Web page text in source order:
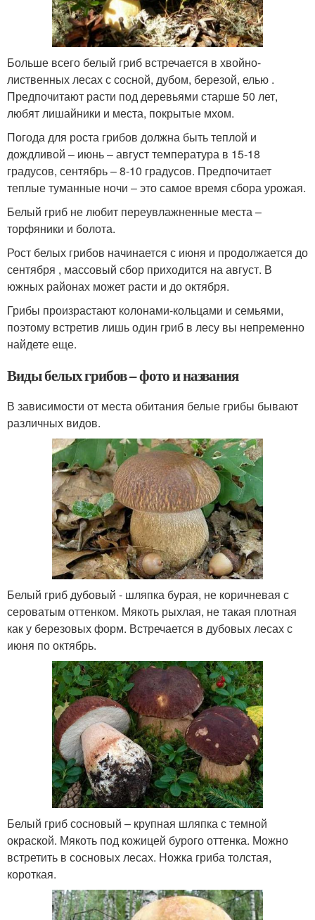
Больше всего белый гриб встречается в хвойно-
лиственных лесах с сосной, дубом, березой, елью .
Предпочитают расти под деревьями старше 50 лет,
любят лишайники и места, покрытые мхом.
Погода для роста грибов должна быть теплой и
дождливой – июнь – август температура в 15-18
градусов, сентябрь – 8-10 градусов. Предпочитает
теплые туманные ночи – это самое время сбора урожая.
Белый гриб не любит переувлажненные места –
торфяники и болота.
Рост белых грибов начинается с июня и продолжается до
сентября , массовый сбор приходится на август. В
южных районах может расти и до октября.
Грибы произрастают колонами-кольцами и семьями,
поэтому встретив лишь один гриб в лесу вы непременно
найдете еще.
Виды белых грибов – фото и названия
В зависимости от места обитания белые грибы бывают
различных видов.
Белый гриб дубовый - шляпка бурая, не коричневая с
сероватым оттенком. Мякоть рыхлая, не такая плотная
как у березовых форм. Встречается в дубовых лесах с
июня по октябрь.
Белый гриб сосновый – крупная шляпка с темной
окраской. Мякоть под кожицей бурого оттенка. Можно
встретить в сосновых лесах. Ножка гриба толстая,
короткая.